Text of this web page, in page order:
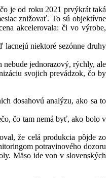
je od roku 2021 prvýkrát taká
znižovať. To sú objektívne
akcelerovala: či vo výrobe,
lacnejú niektoré sezónne druhy
jednorazový, rýchly, ale
svojich prevádzok, čo by
dosahovú analýzu, ako sa to
čo tam nemá byť, ako bolo v
že celá produkcia pôjde zo
potravinového dozoru
Mäso ide von v slovenských